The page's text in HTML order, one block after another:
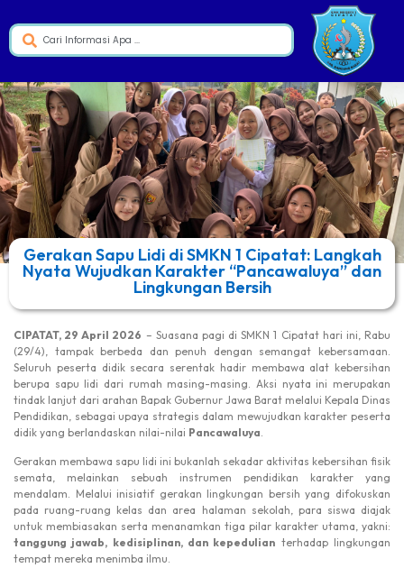
Gerakan Sapu Lidi di SMKN 1 Cipatat: Langkah
Nyata Wujudkan Karakter “Pancawaluya” dan
Lingkungan Bersih
CIPATAT, 29 April 2026 – Suasana pagi di SMKN 1 Cipatat hari ini, Rabu
(29/4), tampak berbeda dan penuh dengan semangat kebersamaan.
Seluruh peserta didik secara serentak hadir membawa alat kebersihan
berupa sapu lidi dari rumah masing-masing. Aksi nyata ini merupakan
tindak lanjut dari arahan Bapak Gubernur Jawa Barat melalui Kepala Dinas
Pendidikan, sebagai upaya strategis dalam mewujudkan karakter peserta
didik yang berlandaskan nilai-nilai Pancawaluya
Gerakan membawa sapu lidi ini bukanlah sekadar aktivitas kebersihan fisik
semata, melainkan sebuah instrumen pendidikan karakter yang
mendalam. Melalui inisiatif gerakan lingkungan bersih yang difokuskan
pada ruang-ruang kelas dan area halaman sekolah, para siswa diajak
untuk membiasakan serta menanamkan tiga pilar karakter utama, yakni:
tanggung jawab, kedisiplinan, dan kepedulian terhadap lingkungan
tempat mereka menimba ilmu.